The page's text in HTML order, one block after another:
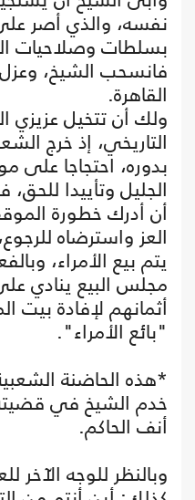
نفسه، والذي أصر
بسلطات وصلاحيات
فانسحب الشيخ،
القاهرة.
ولك أن تتخيل عزيزي
التاريخي، إذ خرج
بدوره، احتجاجا على
الجليل وتأييدا
أن أدرك خطورة
العز واسترضاه
يتم بيع الأمراء،
مجلس البيع ينادي
أثمانهم لإفادة
"بائع الأمراء".
*هذه الحاضنة
خدم الشيخ في
أنف الحاكم.
وبالنظر للوجه الآخر